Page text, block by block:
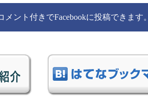
ント付きでFacebookに投稿できます。